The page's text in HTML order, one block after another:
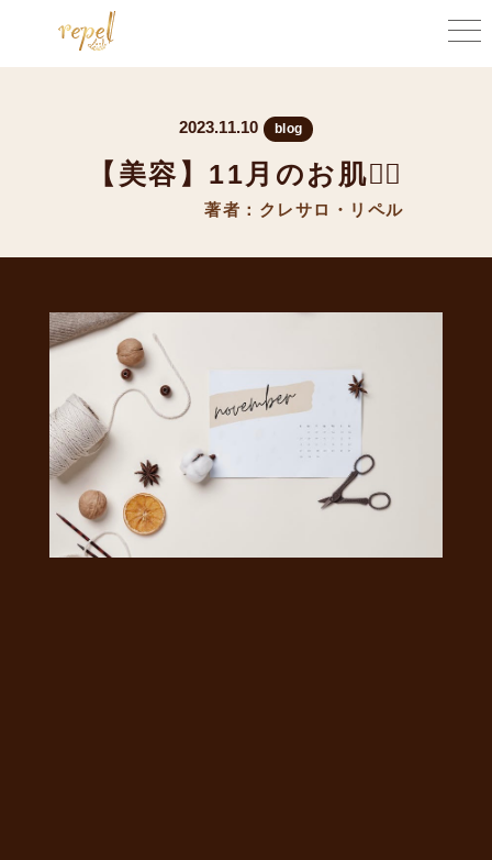
2023.11.10 blog
【美容】11月のお肌💆‍♀️
著者：クレサロ・リペル